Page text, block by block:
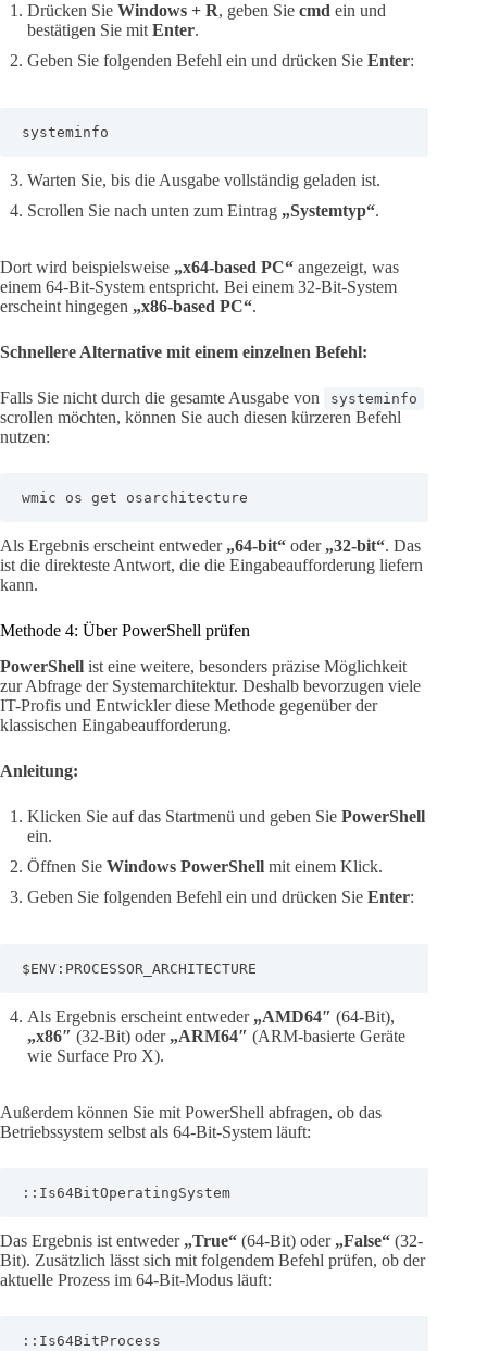
Drücken Sie Windows + R, geben Sie cmd ein und
bestätigen Sie mit Enter.
Geben Sie folgenden Befehl ein und drücken Sie Enter:
systeminfo
Warten Sie, bis die Ausgabe vollständig geladen ist.
Scrollen Sie nach unten zum Eintrag „Systemtyp“.
Dort wird beispielsweise „x64-based PC“ angezeigt, was
einem 64-Bit-System entspricht. Bei einem 32-Bit-System
erscheint hingegen „x86-based PC“.
Schnellere Alternative mit einem einzelnen Befehl:
Falls Sie nicht durch die gesamte Ausgabe von systeminfo
scrollen möchten, können Sie auch diesen kürzeren Befehl
nutzen:
wmic os get osarchitecture
Als Ergebnis erscheint entweder „64-bit“ oder „32-bit“. Das
ist die direkteste Antwort, die die Eingabeaufforderung liefern
kann.
Methode 4: Über PowerShell prüfen
PowerShell ist eine weitere, besonders präzise Möglichkeit
zur Abfrage der Systemarchitektur. Deshalb bevorzugen viele
IT-Profis und Entwickler diese Methode gegenüber der
klassischen Eingabeaufforderung.
Anleitung:
Klicken Sie auf das Startmenü und geben Sie PowerShell
ein.
Öffnen Sie Windows PowerShell mit einem Klick.
Geben Sie folgenden Befehl ein und drücken Sie Enter:
$ENV:PROCESSOR_ARCHITECTURE
Als Ergebnis erscheint entweder „AMD64″ (64-Bit),
„x86″ (32-Bit) oder „ARM64″ (ARM-basierte Geräte
wie Surface Pro X).
Außerdem können Sie mit PowerShell abfragen, ob das
Betriebssystem selbst als 64-Bit-System läuft:
::Is64BitOperatingSystem
Das Ergebnis ist entweder „True“ (64-Bit) oder „False“ (32-
Bit). Zusätzlich lässt sich mit folgendem Befehl prüfen, ob der
aktuelle Prozess im 64-Bit-Modus läuft:
::Is64BitProcess